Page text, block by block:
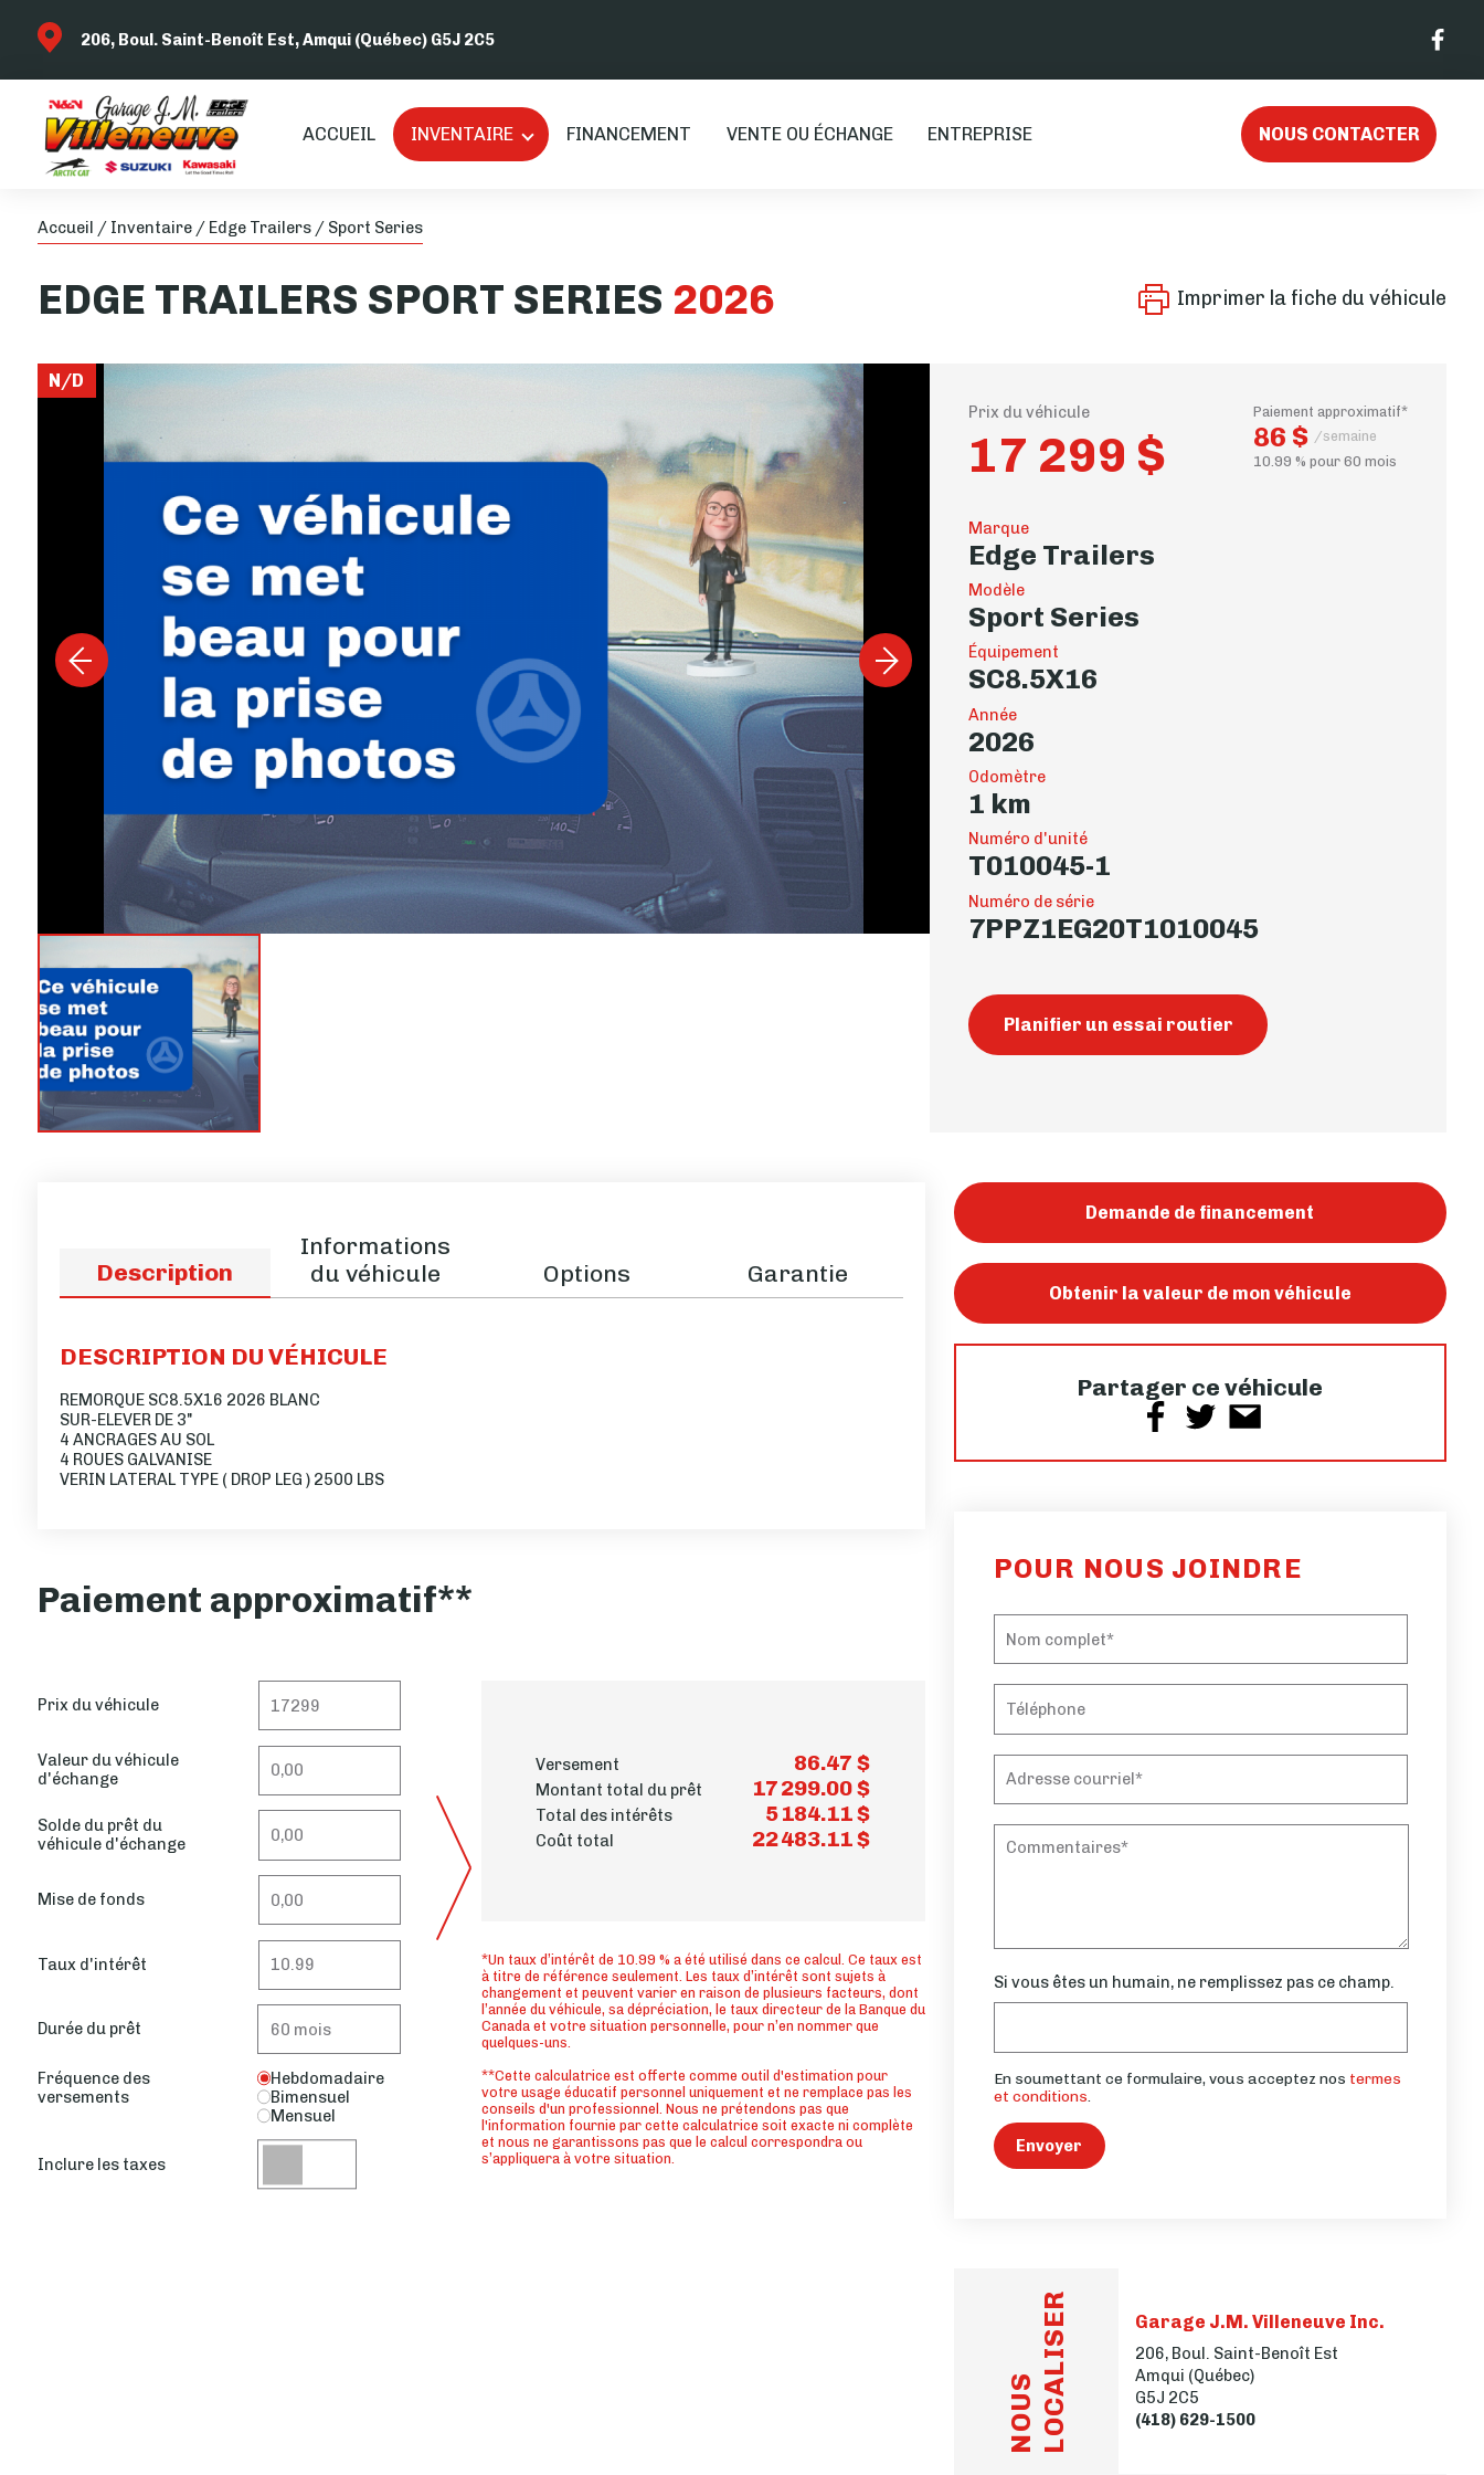
206, Boul. Saint-Benoît Est, Amqui (Québec) G5J 2C5
ACCUEIL INVENTAIRE FINANCEMENT VENTE OU ÉCHANGE ENTREPRISE NOUS CONTACTER
Accueil / Inventaire / Edge Trailers / Sport Series
EDGE TRAILERS SPORT SERIES 2026 Imprimer la fiche du véhicule
N/D
Prix du véhicule
17 299 $
Paiement approximatif*
86 $ /semaine
10.99 % pour 60 mois
Marque
Edge Trailers
Modèle
Sport Series
Équipement
SC8.5X16
Année
2026
Odomètre
1 km
Numéro d'unité
T010045-1
Numéro de série
7PPZ1EG20T1010045
Planifier un essai routier
Description
Informations
du véhicule
Options Garantie
DESCRIPTION DU VÉHICULE
REMORQUE SC8.5X16 2026 BLANC
SUR-ELEVER DE 3"
4 ANCRAGES AU SOL
4 ROUES GALVANISE
VERIN LATERAL TYPE ( DROP LEG ) 2500 LBS
Paiement approximatif**
Prix du véhicule
Valeur du véhicule
d'échange
Solde du prêt du
véhicule d'échange
Mise de fonds
Taux d'intérêt
Durée du prêt
Fréquence des
versements
Hebdomadaire
Bimensuel
Mensuel
Inclure les taxes
Versement 86.47 $
Montant total du prêt 17 299.00 $
Total des intérêts 5 184.11 $
Coût total 22 483.11 $
*Un taux d’intérêt de 10.99 % a été utilisé dans ce calcul. Ce taux est
à titre de référence seulement. Les taux d’intérêt sont sujets à
changement et peuvent varier en raison de plusieurs facteurs, dont
l’année du véhicule, sa dépréciation, le taux directeur de la Banque du
Canada et votre situation personnelle, pour n’en nommer que
quelques-uns.
**Cette calculatrice est offerte comme outil d'estimation pour
votre usage éducatif personnel uniquement et ne remplace pas les
conseils d'un professionnel. Nous ne prétendons pas que
l'information fournie par cette calculatrice soit exacte ni complète
et nous ne garantissons pas que le calcul correspondra ou
s’appliquera à votre situation.
Demande de financement
Obtenir la valeur de mon véhicule
Partager ce véhicule
POUR NOUS JOINDRE
Si vous êtes un humain, ne remplissez pas ce champ.
En soumettant ce formulaire, vous acceptez nos termes
et conditions.
Envoyer
NOUSLOCALISER Garage J.M. Villeneuve Inc.
206, Boul. Saint-Benoît Est
Amqui (Québec)
G5J 2C5
(418) 629-1500